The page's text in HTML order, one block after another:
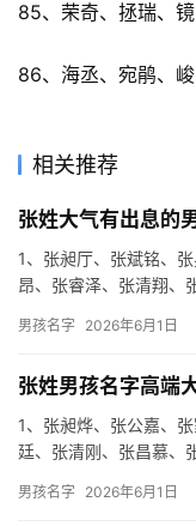
85、荣奇、拯瑞、
86、海丞、宛鹃、
相关推荐
张姓大气有出息的
1、张昶厅、张斌铭、
昂、张睿泽、张清翔、
幸、…
男孩名字 2026年6月1日
张姓男孩名字高端
1、张昶烨、张公嘉、
廷、张清刚、张昌慕、
泽、…
男孩名字 2026年6月1日